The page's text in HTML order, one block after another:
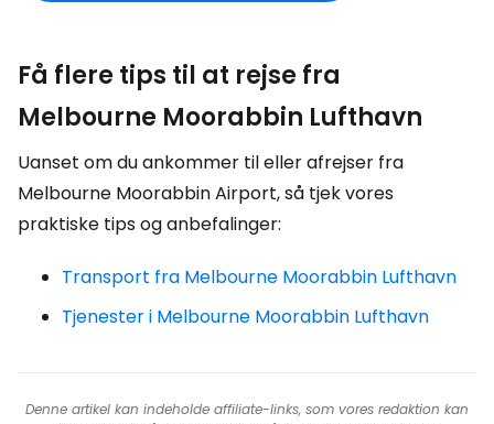
Få flere tips til at rejse fra
Melbourne Moorabbin Lufthavn
Uanset om du ankommer til eller afrejser fra
Melbourne Moorabbin Airport, så tjek vores
praktiske tips og anbefalinger:
Transport fra Melbourne Moorabbin Lufthavn
Tjenester i Melbourne Moorabbin Lufthavn
Denne artikel kan indeholde affiliate-links, som vores redaktion kan